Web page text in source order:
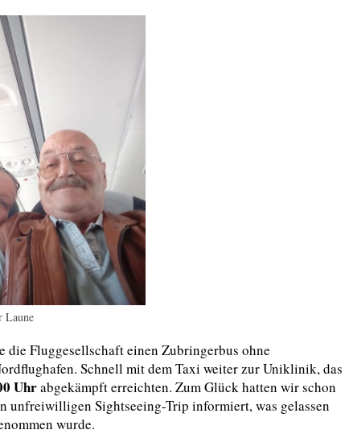
Laune
die Fluggesellschaft einen Zubringerbus ohne
Schnell mit dem Taxi weiter zur Uniklinik, das
Uhrabgekämpft erreichten. Zum Glück hatten wir schon
unfreiwilligen Sightseeing-Trip informiert, was gelassen
wurde.